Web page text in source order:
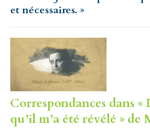
et nécessaires. »
Correspondances dans «
qu’il m’a été révélé »